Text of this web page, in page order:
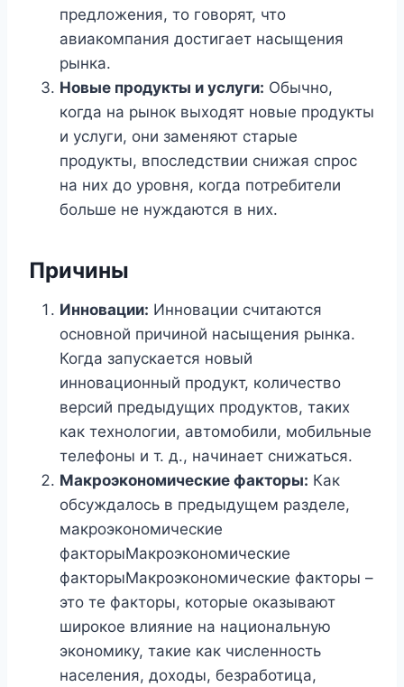
предложения, то говорят, что
авиакомпания достигает насыщения
рынка.
Новые продукты и услуги: Обычно,
когда на рынок выходят новые продукты
и услуги, они заменяют старые
продукты, впоследствии снижая спрос
на них до уровня, когда потребители
больше не нуждаются в них.
Причины
Инновации: Инновации считаются
основной причиной насыщения рынка.
Когда запускается новый
инновационный продукт, количество
версий предыдущих продуктов, таких
как технологии, автомобили, мобильные
телефоны и т. д., начинает снижаться.
Макроэкономические факторы: Как
обсуждалось в предыдущем разделе,
макроэкономические
факторыМакроэкономические
факторыМакроэкономические факторы –
это те факторы, которые оказывают
широкое влияние на национальную
экономику, такие как численность
населения, доходы, безработица,